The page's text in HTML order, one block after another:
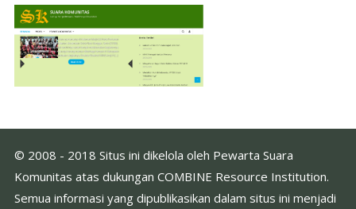
© 2008 - 2018 Situs ini dikelola oleh Pewarta Suara
Komunitas atas dukungan COMBINE Resource Institution.
Semua informasi yang dipublikasikan dalam situs ini menjadi